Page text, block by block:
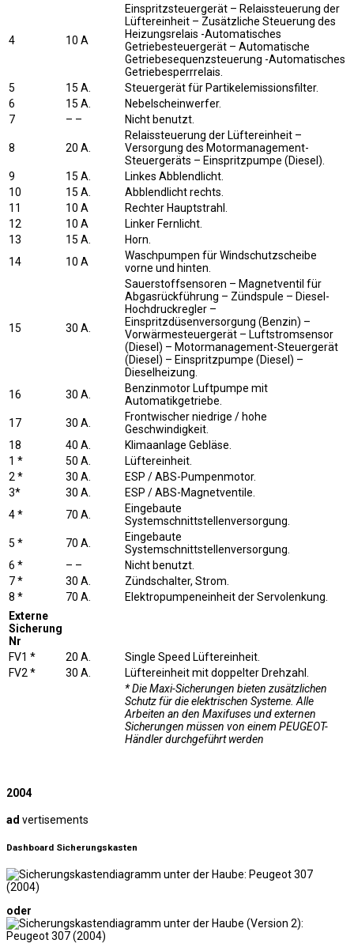
4 10 A
Einspritzsteuergerät – Relaissteuerung der
Lüftereinheit – Zusätzliche Steuerung des
Heizungsrelais -Automatisches
Getriebesteuergerät – Automatische
Getriebesequenzsteuerung -Automatisches
Getriebesperrrelais.
5
15 A.
Steuergerät für Partikelemissionsfilter.
6
15 A.
Nebelscheinwerfer.
7
– – Nicht benutzt.
8 20 A.
Relaissteuerung der Lüftereinheit –
Versorgung des Motormanagement-
Steuergeräts – Einspritzpumpe (Diesel).
9
15 A.
Linkes Abblendlicht.
10
15 A.
Abblendlicht rechts.
11
10 A
Rechter Hauptstrahl.
12
10 A
Linker Fernlicht.
13
15 A.
Horn.
14
10 A
Waschpumpen für Windschutzscheibe
vorne und hinten.
15 30 A.
Sauerstoffsensoren – Magnetventil für
Abgasrückführung – Zündspule – Diesel-
Hochdruckregler –
Einspritzdüsenversorgung (Benzin) –
Vorwärmesteuergerät – Luftstromsensor
(Diesel) – Motormanagement-Steuergerät
(Diesel) – Einspritzpumpe (Diesel) –
Dieselheizung.
16
30 A.
Benzinmotor Luftpumpe mit
Automatikgetriebe.
17
30 A.
Frontwischer niedrige / hohe
Geschwindigkeit.
18
40 A.
Klimaanlage Gebläse.
1 *
50 A.
Lüftereinheit.
2 *
30 A.
ESP / ABS-Pumpenmotor.
3*
30 A.
ESP / ABS-Magnetventile.
4 *
70 A.
Eingebaute
Systemschnittstellenversorgung.
5 *
70 A.
Eingebaute
Systemschnittstellenversorgung.
6 *
– –
Nicht benutzt.
7 *
30 A.
Zündschalter, Strom.
8 *
70 A.
Elektropumpeneinheit der Servolenkung.
Externe
Sicherung
Nr
FV1 *
20 A.
Single Speed ​​Lüftereinheit.
FV2 *
30 A.
Lüftereinheit mit doppelter Drehzahl.
* Die Maxi-Sicherungen bieten zusätzlichen
Schutz für die elektrischen Systeme. Alle
Arbeiten an den Maxifuses und externen
Sicherungen müssen von einem PEUGEOT-
Händler durchgeführt werden
2004
ad vertisements
Dashboard Sicherungskasten
oder